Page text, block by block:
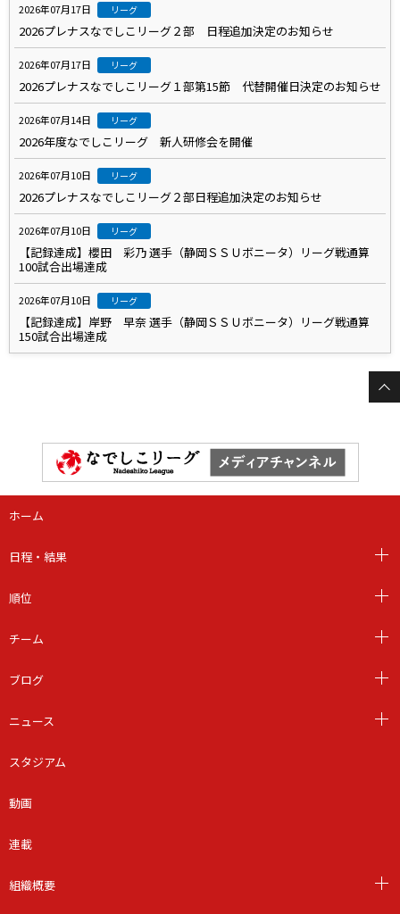
2026年07月17日 リーグ
2026プレナスなでしこリーグ２部 日程追加決定のお知らせ
2026年07月17日 リーグ
2026プレナスなでしこリーグ１部第15節 代替開催日決定のお知らせ
2026年07月14日 リーグ
2026年度なでしこリーグ 新人研修会を開催
2026年07月10日 リーグ
2026プレナスなでしこリーグ２部日程追加決定のお知らせ
2026年07月10日 リーグ
【記録達成】櫻田 彩乃 選手（静岡ＳＳＵボニータ）リーグ戦通算
100試合出場達成
2026年07月10日 リーグ
【記録達成】岸野 早奈 選手（静岡ＳＳＵボニータ）リーグ戦通算
150試合出場達成
ホーム
日程・結果
順位
チーム
ブログ
ニュース
スタジアム
動画
連載
組織概要